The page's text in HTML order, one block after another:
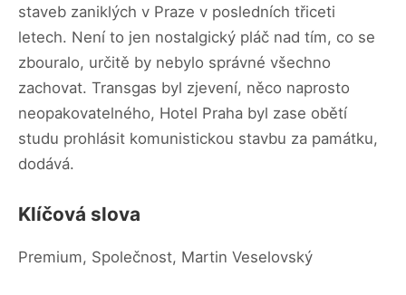
staveb zaniklých v Praze v posledních třiceti
letech. Není to jen nostalgický pláč nad tím, co se
zbouralo, určitě by nebylo správné všechno
zachovat. Transgas byl zjevení, něco naprosto
neopakovatelného, Hotel Praha byl zase obětí
studu prohlásit komunistickou stavbu za památku,
dodává.
Klíčová slova
Premium, Společnost, Martin Veselovský